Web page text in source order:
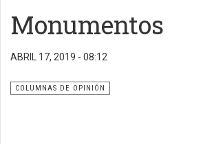
Monumentos
ABRIL 17, 2019 - 08:12
COLUMNAS DE OPINIÓN